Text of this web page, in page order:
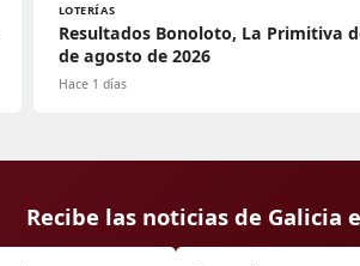
LOTERÍAS
Resultados Bonoloto, La Primitiva
de agosto de 2026
Hace 1 días
Recibe las noticias de Galicia